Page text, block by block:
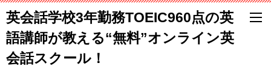
英会話学校3年勤務TOEIC960点の英
語講師が教える“無料”オンライン英
会話スクール！